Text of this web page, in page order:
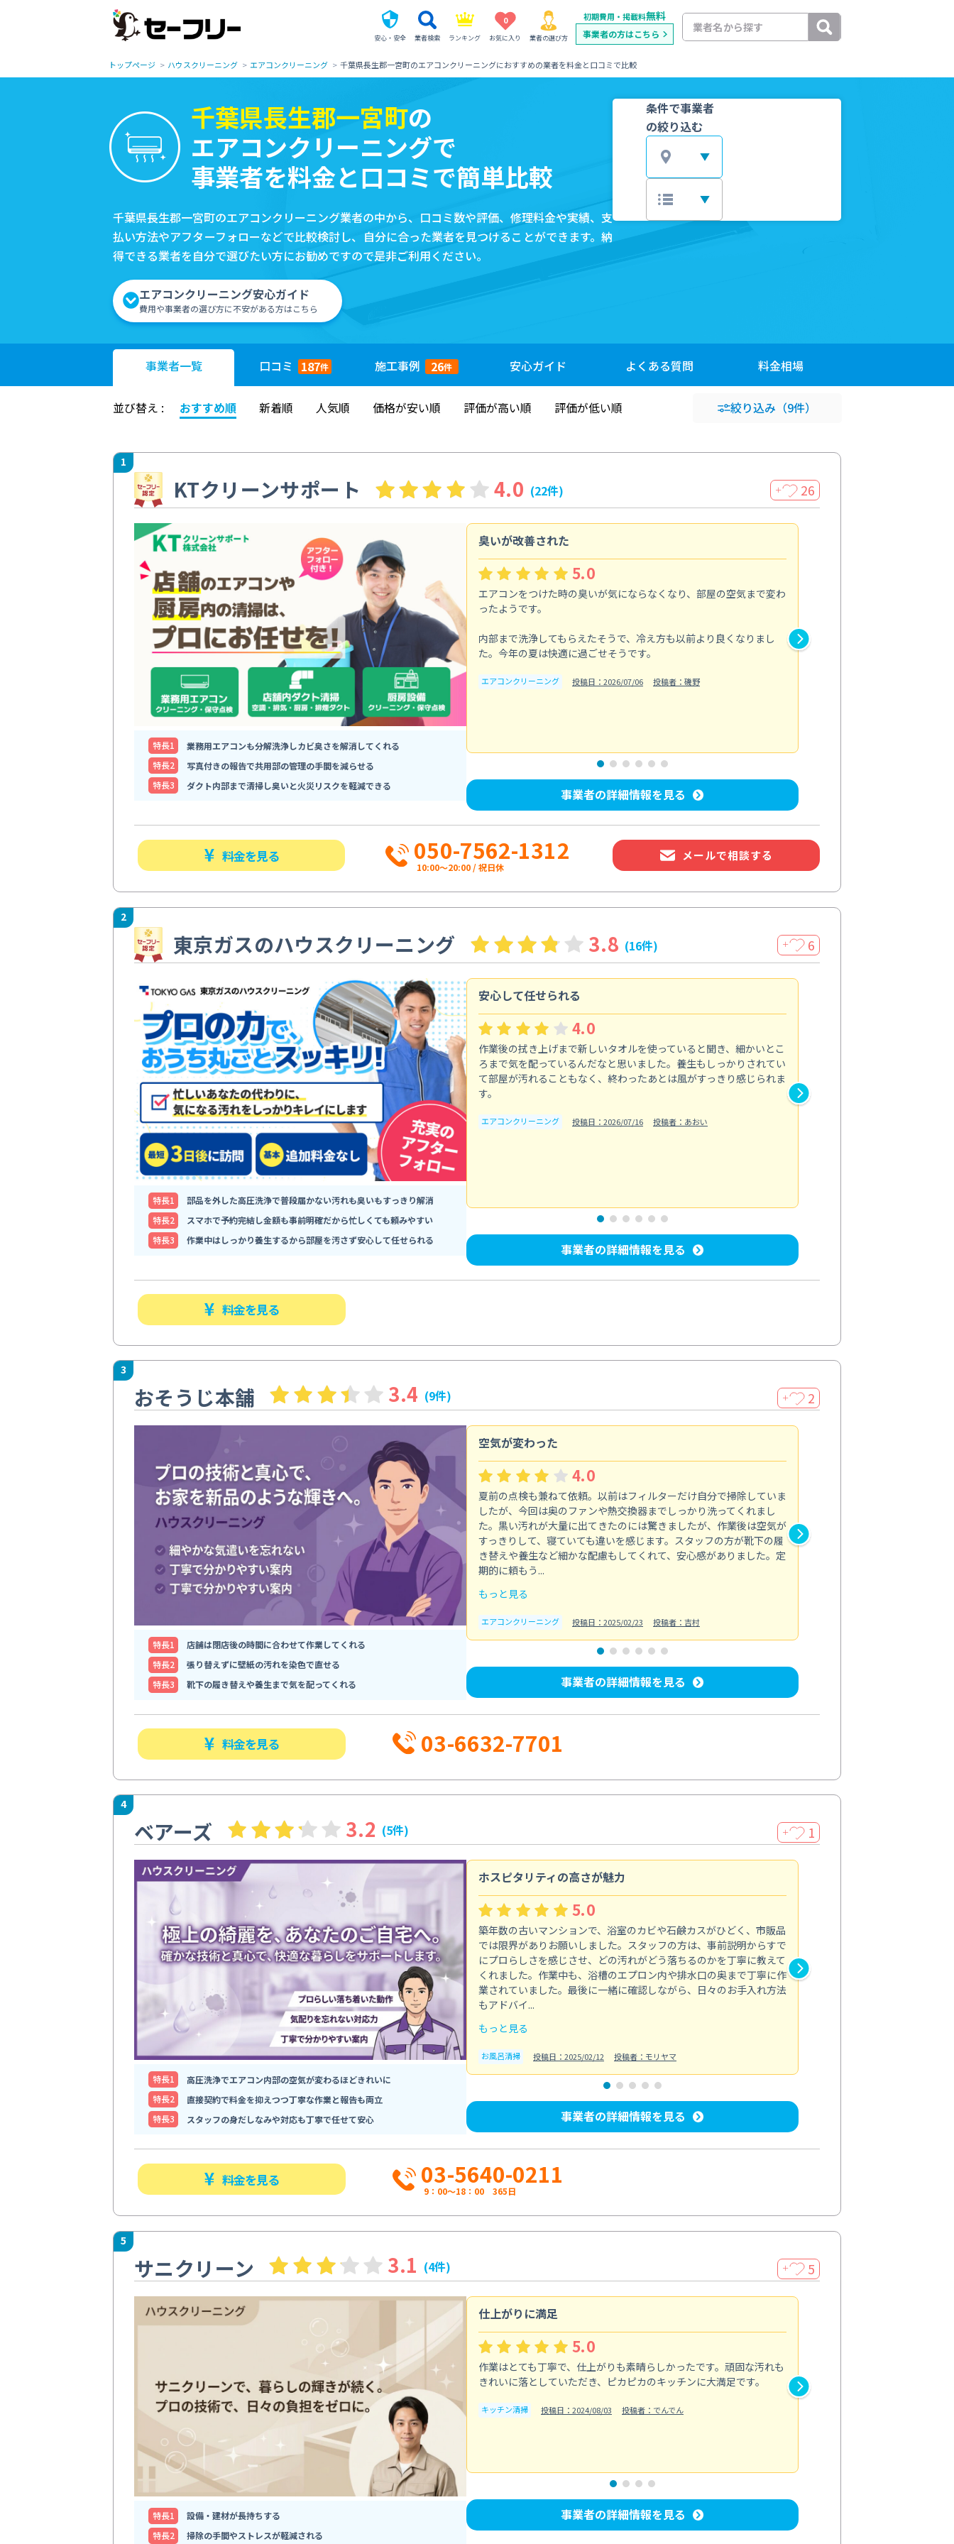
安心・安全 業者検索 ランキング
0
お気に入り 業者の選び方
初期費用・掲載料無料
事業者の方はこちら
トップページ ハウスクリーニング エアコンクリーニング 千葉県長生郡一宮町のエアコンクリーニングにおすすめの業者を料金と口コミで比較
千葉県長生郡一宮町の
エアコンクリーニングで
事業者を料金と口コミで簡単比較
千葉県長生郡一宮町のエアコンクリーニング業者の中から、口コミ数や評価、修理料金や実績、支
払い方法やアフターフォローなどで比較検討し、自分に合った業者を見つけることができます。納
得できる業者を自分で選びたい方にお勧めですので是非ご利用ください。
エアコンクリーニング安心ガイド
費用や事業者の選び方に不安がある方はこちら
条件で事業者
の絞り込む
事業者一覧 口コミ 187件 施工事例 26件 安心ガイド よくある質問 料金相場
並び替え : おすすめ順 新着順 人気順 価格が安い順 評価が高い順 評価が低い順 絞り込み （9件）
1
KTクリーンサポート 4.0 (22件) ＋ 26
特⻑1
業務用エアコンも分解洗浄しカビ臭さを解消してくれる
特⻑2
写真付きの報告で共用部の管理の手間を減らせる
特⻑3
ダクト内部まで清掃し臭いと火災リスクを軽減できる
臭いが改善された
5.0
エアコンをつけた時の臭いが気にならなくなり、部屋の空気まで変わ
ったようです。
内部まで洗浄してもらえたそうで、冷え方も以前より良くなりまし
た。今年の夏は快適に過ごせそうです。
エアコンクリーニング 投稿日：2026/07/06 投稿者：磯野
事業者の詳細情報を見る
料金を見る 050-7562-1312
10:00〜20:00 / 祝日休
メールで相談する
2
東京ガスのハウスクリーニング 3.8 (16件) ＋ 6
特⻑1
部品を外した高圧洗浄で普段届かない汚れも臭いもすっきり解消
特⻑2
スマホで予約完結し金額も事前明確だから忙しくても頼みやすい
特⻑3
作業中はしっかり養生するから部屋を汚さず安心して任せられる
安心して任せられる
4.0
作業後の拭き上げまで新しいタオルを使っていると聞き、細かいとこ
ろまで気を配っているんだなと思いました。養生もしっかりされてい
て部屋が汚れることもなく、終わったあとは風がすっきり感じられま
す。
エアコンクリーニング 投稿日：2026/07/16 投稿者：あおい
事業者の詳細情報を見る
料金を見る
3
おそうじ本舗 3.4 (9件) ＋ 2
特⻑1
店舗は閉店後の時間に合わせて作業してくれる
特⻑2
張り替えずに壁紙の汚れを染色で直せる
特⻑3
靴下の履き替えや養生まで気を配ってくれる
空気が変わった
4.0
夏前の点検も兼ねて依頼。以前はフィルターだけ自分で掃除していま
したが、今回は奥のファンや熱交換器までしっかり洗ってくれまし
た。黒い汚れが大量に出てきたのには驚きましたが、作業後は空気が
すっきりして、寝ていても違いを感じます。スタッフの方が靴下の履
き替えや養生など細かな配慮もしてくれて、安心感がありました。定
期的に頼もう...
もっと見る
エアコンクリーニング 投稿日：2025/02/23 投稿者：吉村
事業者の詳細情報を見る
料金を見る 03-6632-7701
4
ベアーズ 3.2 (5件) ＋ 1
特⻑1
高圧洗浄でエアコン内部の空気が変わるほどきれいに
特⻑2
直接契約で料金を抑えつつ丁寧な作業と報告も両立
特⻑3
スタッフの身だしなみや対応も丁寧で任せて安心
ホスピタリティの高さが魅力
5.0
築年数の古いマンションで、浴室のカビや石鹸カスがひどく、市販品
では限界がありお願いしました。スタッフの方は、事前説明からすで
にプロらしさを感じさせ、どの汚れがどう落ちるのかを丁寧に教えて
くれました。作業中も、浴槽のエプロン内や排水口の奥まで丁寧に作
業されていました。最後に一緒に確認しながら、日々のお手入れ方法
もアドバイ...
もっと見る
お風呂清掃 投稿日：2025/02/12 投稿者：モリヤマ
事業者の詳細情報を見る
料金を見る 03-5640-0211
9：00～18：00 365日
5
サニクリーン 3.1 (4件) ＋ 5
特⻑1
設備・建材が長持ちする
特⻑2
掃除の手間やストレスが軽減される
仕上がりに満足
5.0
作業はとても丁寧で、仕上がりも素晴らしかったです。頑固な汚れも
きれいに落としていただき、ピカピカのキッチンに大満足です。
キッチン清掃 投稿日：2024/08/03 投稿者：でんでん
事業者の詳細情報を見る